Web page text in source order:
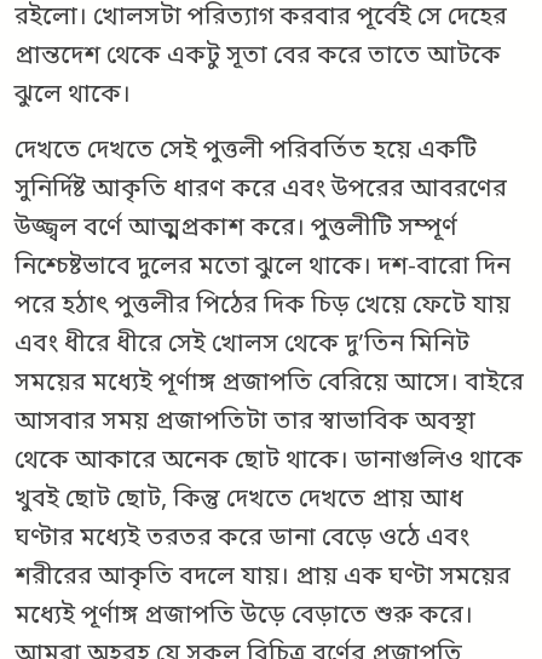
রইলো। খোলসটা পরিত্যাগ করবার পূর্বেই সে দেহের
প্রান্তদেশ থেকে একটু সূতা বের করে তাতে আটকে
ঝুলে থাকে।
দেখতে দেখতে সেই পুত্তলী পরিবর্তিত হয়ে একটি
সুনির্দিষ্ট আকৃতি ধারণ করে এবং উপরের আবরণের
উজ্জ্বল বর্ণে আত্মপ্রকাশ করে। পুত্তলীটি সম্পূর্ণ
নিশ্চেষ্টভাবে দুলের মতো ঝুলে থাকে। দশ-বারো দিন
পরে হঠাৎ পুত্তলীর পিঠের দিক চিড় খেয়ে ফেটে যায়
এবং ধীরে ধীরে সেই খোলস থেকে দু’তিন মিনিট
সময়ের মধ্যেই পূর্ণাঙ্গ প্রজাপতি বেরিয়ে আসে। বাইরে
আসবার সময় প্রজাপতিটা তার স্বাভাবিক অবস্থা
থেকে আকারে অনেক ছোট থাকে। ডানাগুলিও থাকে
খুবই ছোট ছোট, কিন্তু দেখতে দেখতে প্রায় আধ
ঘণ্টার মধ্যেই তরতর করে ডানা বেড়ে ওঠে এবং
শরীরের আকৃতি বদলে যায়। প্রায় এক ঘণ্টা সময়ের
মধ্যেই পূর্ণাঙ্গ প্রজাপতি উড়ে বেড়াতে শুরু করে।